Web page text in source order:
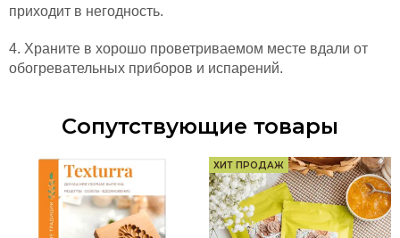
приходит в негодность.
4. Храните в хорошо проветриваемом месте вдали от
обогревательных приборов и испарений.
Сопутствующие товары
ХИТ ПРОДАЖ